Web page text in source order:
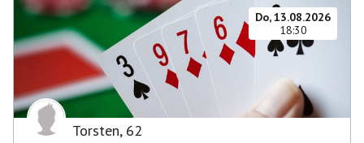
Do, 13.08.2026
18:30
Torsten, 62